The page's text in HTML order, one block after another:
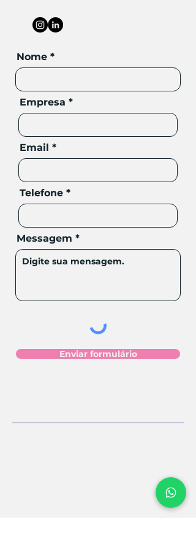
Nome
Empresa
Email
Telefone
Messagem
Enviar formulário